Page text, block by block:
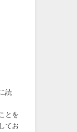
読
とを
てお